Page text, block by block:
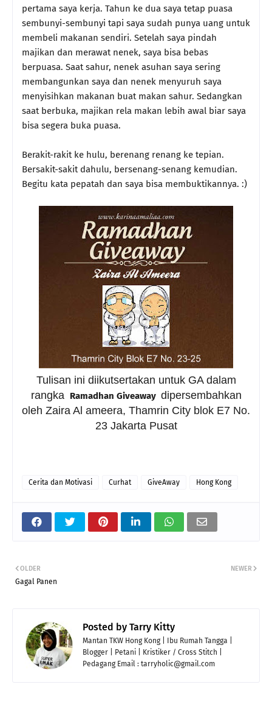
pertama saya kerja. Tahun ke dua saya tetap puasa
sembunyi-sembunyi tapi saya sudah punya uang untuk
membeli makanan sendiri. Setelah saya pindah
majikan dan merawat nenek, saya bisa bebas
berpuasa. Saat sahur, nenek asuhan saya sering
membangunkan saya dan nenek menyuruh saya
menyisihkan makanan buat makan sahur. Sedangkan
saat berbuka, majikan rela makan lebih awal biar saya
bisa segera buka puasa.
Berakit-rakit ke hulu, berenang renang ke tepian.
Bersakit-sakit dahulu, bersenang-senang kemudian.
Begitu kata pepatah dan saya bisa membuktikannya. :)
Tulisan ini diikutsertakan untuk GA dalam
rangka
Ramadhan Giveaway dipersembahkan
oleh Zaira Al ameera, Thamrin City blok E7 No.
23 Jakarta Pusat
Cerita dan Motivasi Curhat GiveAway Hong Kong
NEWER
OLDER
Gagal Panen
Posted by Tarry Kitty
Mantan TKW Hong Kong | Ibu Rumah Tangga |
Blogger | Petani | Kristiker / Cross Stitch |
Pedagang Email : tarryholic@gmail.com